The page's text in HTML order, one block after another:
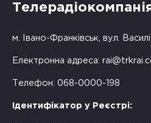
м. Івано-Франківськ, вул.
Електронна адреса:
Телефон: 068-0000-198
Ідентифікатор у Реєстрі: